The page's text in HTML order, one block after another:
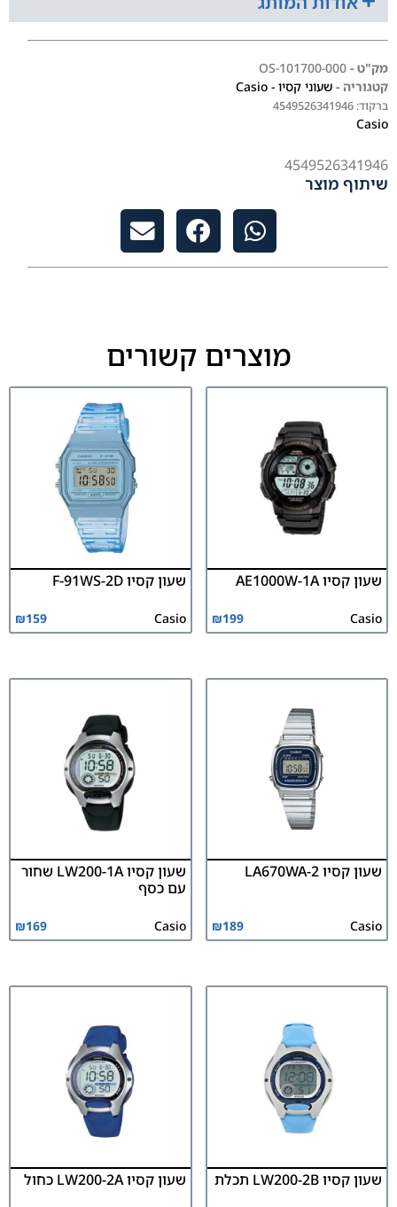
מק"ט - 101700-000-OS
קטגוריה - שעוני קסיו - Casio
ברקוד: 4549526341946
Casio
4549526341946
שיתוף מוצר
מוצרים קשורים
שעון קסיו AE1000W-1A
Casio
₪199
שעון קסיו F-91WS-2D
Casio
₪159
שעון קסיו LA670WA-2
Casio
₪189
שעון קסיו LW200-1A שחור
עם כסף
Casio
₪169
שעון קסיו LW200-2B תכלת שעון קסיו LW200-2A כחול